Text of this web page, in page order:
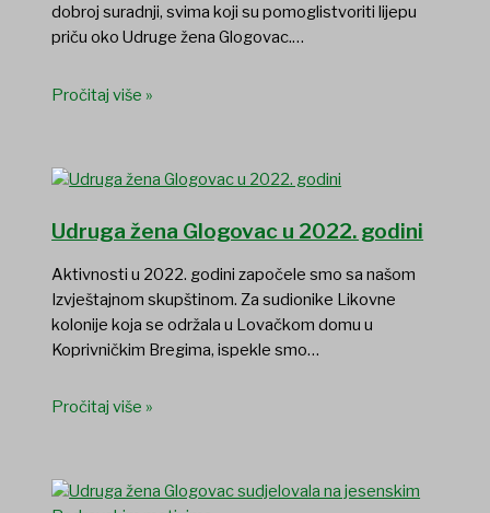
dobroj suradnji, svima koji su pomoglistvoriti lijepu
priču oko Udruge žena Glogovac.…
Pročitaj više »
Udruga žena Glogovac u 2022. godini
Aktivnosti u 2022. godini započele smo sa našom
Izvještajnom skupštinom. Za sudionike Likovne
kolonije koja se održala u Lovačkom domu u
Koprivničkim Bregima, ispekle smo…
Pročitaj više »